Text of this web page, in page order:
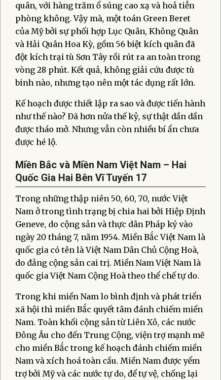
quân, với hàng trăm ổ súng cao xạ và hoả tiễn
phòng không. Vậy mà, một toán Green Beret
của Mỹ bởi sự phối hợp Lục Quân, Không Quân
và Hải Quân Hoa Kỳ, gồm 56 biệt kích quân đã
đột kích trại tù Sơn Tây rồi rút ra an toàn trong
vòng 28 phút. Kết quả, không giải cứu được tù
binh nào, nhưng tạo nên một tác dụng rất lớn.
Kế hoạch được thiết lập ra sao và được tiến hành
như thế nào? Đã hơn nửa thế kỷ, sự thật dần dần
được tháo mở. Nhưng vẫn còn nhiều bí ẩn chưa
được hé lộ.
Miền Bắc và Miền Nam Việt Nam – Hai
Quốc Gia Hai Bên Vĩ Tuyến 17
Trong những thập niên 50, 60, 70, nước Việt
Nam ở trong tình trạng bị chia hai bởi Hiệp Định
Geneve, do cộng sản và thực dân Pháp ký vào
ngày 20 tháng 7, năm 1954. Miền Bắc Việt Nam là
quốc gia có tên là Việt Nam Dân Chủ Cộng Hoà,
do đảng cộng sản cai trị. Miền Nam Việt Nam là
quốc gia Việt Nam Cộng Hoà theo thể chế tự do.
Trong khi miền Nam lo bình định và phát triển
xã hội thì miền Bắc quyết tâm đánh chiếm miền
Nam. Toàn khối cộng sản từ Liên Xô, các nước
Đông Âu cho đến Trung Cộng, viện trợ mạnh mẽ
cho miền Bắc trong kế hoạch đánh chiếm miền
Nam và xích hoá toàn cầu. Miền Nam được yểm
trợ bởi Mỹ và các nước tự do, để tự vệ, chống lại